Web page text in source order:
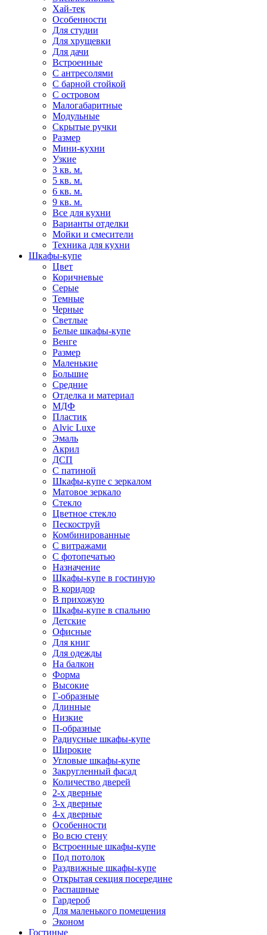
Хай-тек
Особенности
Для студии
Для хрущевки
Для дачи
Встроенные
С антресолями
С барной стойкой
С островом
Малогабаритные
Модульные
Скрытые ручки
Размер
Мини-кухни
Узкие
3 кв. м.
5 кв. м.
6 кв. м.
9 кв. м.
Все для кухни
Варианты отделки
Мойки и смесители
Техника для кухни
Шкафы-купе
Цвет
Коричневые
Серые
Темные
Черные
Светлые
Белые шкафы-купе
Венге
Размер
Маленькие
Большие
Средние
Отделка и материал
МДФ
Пластик
Alvic Luxe
Эмаль
Акрил
ДСП
С патиной
Шкафы-купе с зеркалом
Матовое зеркало
Стекло
Цветное стекло
Пескоструй
Комбинированные
С витражами
С фотопечатью
Назначение
Шкафы-купе в гостиную
В коридор
В прихожую
Шкафы-купе в спальню
Детские
Офисные
Для книг
Для одежды
На балкон
Форма
Высокие
Г-образные
Длинные
Низкие
П-образные
Радиусные шкафы-купе
Широкие
Угловые шкафы-купе
Закругленный фасад
Количество дверей
2-х дверные
3-х дверные
4-х дверные
Особенности
Во всю стену
Встроенные шкафы-купе
Под потолок
Раздвижные шкафы-купе
Открытая секция посередине
Распашные
Гардероб
Для маленького помещения
Эконом
Гостиные